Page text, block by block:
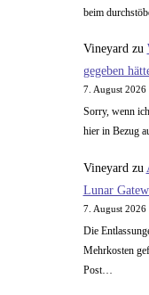
beim
Vineyard zu
gegeben
7. August 2026
Sorry, wenn
hier in Bezug
Vineyard zu
Lunar
7. August 2026
Die
Mehrkosten
Post…